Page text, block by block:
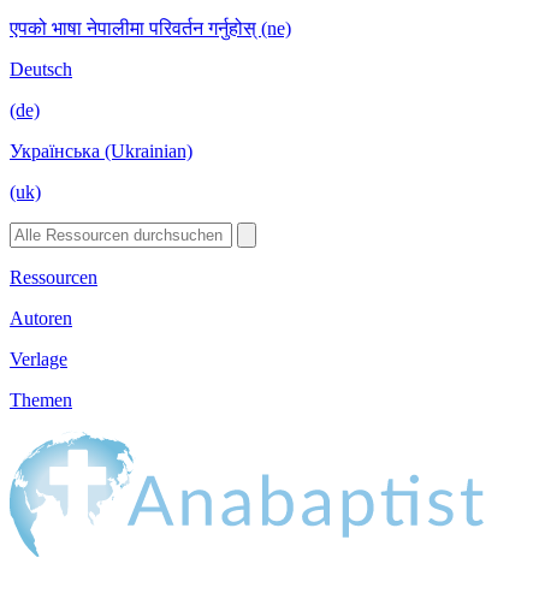
एपको भाषा नेपालीमा परिवर्तन गर्नुहोस् (ne)
Deutsch
(de)
Українська (Ukrainian)
(uk)
Ressourcen
Autoren
Verlage
Themen